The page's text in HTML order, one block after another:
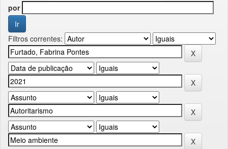
por
Filtros correntes: